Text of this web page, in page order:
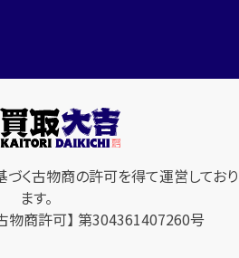
く古物商の許可を得て運営しており
ます。
物商許可】 第304361407260号